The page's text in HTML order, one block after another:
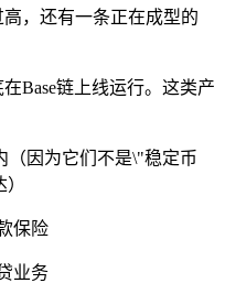
，还有一条正在成型的
Base链上线运行。这类产
（因为它们不是\"稳定币
保险
业务